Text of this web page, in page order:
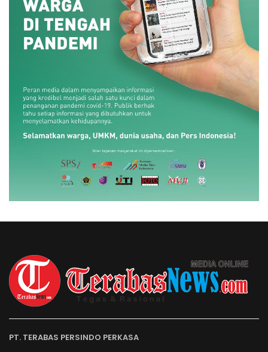
PT. TERABAS PERSINDO PERKASA